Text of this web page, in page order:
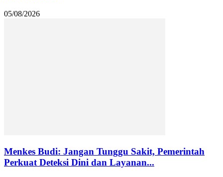
05/08/2026
Menkes Budi: Jangan Tunggu Sakit, Pemerintah
Perkuat Deteksi Dini dan Layanan...